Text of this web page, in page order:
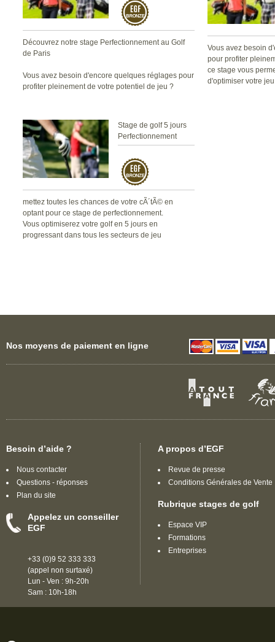
Découvrez notre stage Perfectionnement au Golf
de Paris
Vous avez besoin d'encore quelques réglages pour
profiter pleinement de votre potentiel de jeu ?
d'optimiser votre jeu de golf.
Vous avez besoin
pour profiter
ce stage vous
d'optimiser votre
Stage de golf 5 jours
Perfectionnement
mettez toutes les chances de votre cÃ´tÃ© en
optant pour ce stage de perfectionnement.
Vous optimiserez votre golf en 5 jours en
progressant dans tous les secteurs de jeu
Nos moyens de paiement en ligne
Besoin d’aide ?
Nous contacter
Questions - réponses
Plan du site
Appelez un conseiller
EGF
+33 (0)9 52 333 333
(appel non surtaxé)
Lun - Ven : 9h-20h
Sam : 10h-18h
A propos d’EGF
Revue de presse
Conditions Générales de Vente
Rubrique stages de golf
Espace VIP
Formations
Entreprises